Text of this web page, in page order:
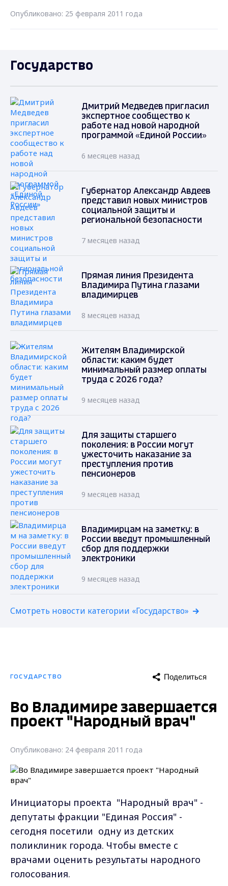
Опубликовано: 25 февраля 2011 года
Государство
Дмитрий Медведев пригласил
экспертное сообщество к
работе над новой народной
программой «Единой России»
6 месяцев назад
Губернатор Александр Авдеев
представил новых министров
социальной защиты и
региональной безопасности
7 месяцев назад
Прямая линия Президента
Владимира Путина глазами
владимирцев
8 месяцев назад
Жителям Владимирской
области: каким будет
минимальный размер оплаты
труда с 2026 года?
9 месяцев назад
Для защиты старшего
поколения: в России могут
ужесточить наказание за
преступления против
пенсионеров
9 месяцев назад
Владимирцам на заметку: в
России введут промышленный
сбор для поддержки
электроники
9 месяцев назад
Смотреть новости категории «Государство»
ГОСУДАРСТВО Поделиться
Во Владимире завершается
проект "Народный врач"
Опубликовано: 24 февраля 2011 года
Инициаторы проекта "Народный врач" -
депутаты фракции "Единая Россия" -
сегодня посетили одну из детских
поликлиник города. Чтобы вместе с
врачами оценить результаты народного
голосования.